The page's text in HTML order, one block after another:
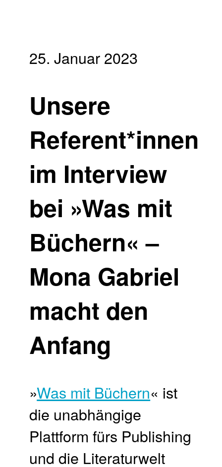
25. Januar 2023
Unsere
Referent*innen
im Interview
bei »Was mit
Büchern« –
Mona Gabriel
macht den
Anfang
»Was mit Büchern« ist
die unabhängige
Plattform fürs Publishing
und die Literaturwelt